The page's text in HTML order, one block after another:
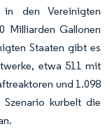
in den Vereinigten
Milliarden Gallonen
Staaten gibt es
etwa 511 mit
und 1.098
kurbelt die